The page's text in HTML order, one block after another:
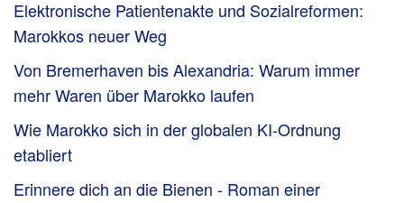
Elektronische Patientenakte und Sozialreformen:
Marokkos neuer Weg
Von Bremerhaven bis Alexandria: Warum immer
mehr Waren über Marokko laufen
Wie Marokko sich in der globalen KI-Ordnung
etabliert
Erinnere dich an die Bienen - Roman einer